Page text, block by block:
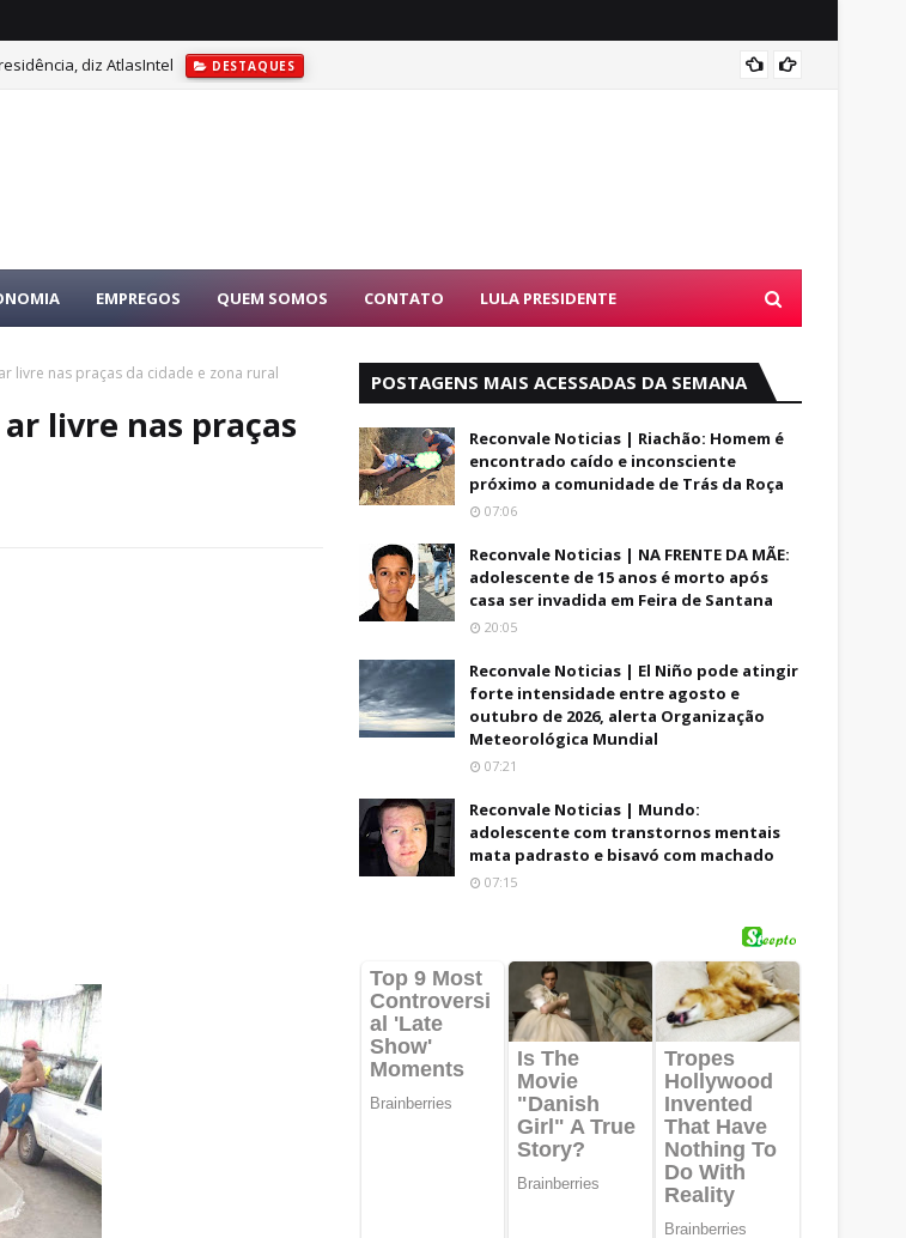
diz AtlasIntel DESTAQUES
para as Eleições de 2026 DESTAQUES
EMPREGOS QUEM SOMOS CONTATO LULA PRESIDENTE
livre nas praças da cidade e zona rural
livre nas praças
POSTAGENS MAIS ACESSADAS DA SEMANA
Reconvale Noticias | Riachão: Homem é
encontrado caído e inconsciente
próximo a comunidade de Trás da Roça
07:06
Reconvale Noticias | NA FRENTE DA MÃE:
adolescente de 15 anos é morto após
casa ser invadida em Feira de Santana
20:05
Reconvale Noticias | El Niño pode atingir
forte intensidade entre agosto e
outubro de 2026, alerta Organização
Meteorológica Mundial
07:21
Reconvale Noticias | Mundo:
adolescente com transtornos mentais
mata padrasto e bisavó com machado
07:15